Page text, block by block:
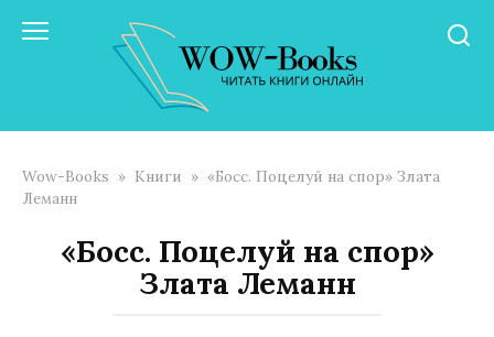
Wow-Books » Книги » «Босс. Поцелуй на спор» Злата
Леманн
«Босс. Поцелуй на спор»
Злата Леманн